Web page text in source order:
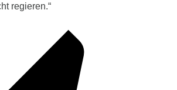
regieren.“